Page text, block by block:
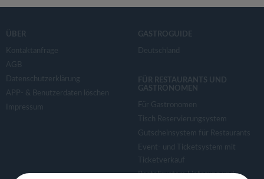
ÜBER
Kontaktanfrage
AGB
Datenschutzerklärung
APP- & Benutzerdaten löschen
Impressum
GASTROGUIDE
Deutschland
FÜR RESTAURANTS UND
GASTRONOMEN
Für Gastronomen
Tisch Reservierungsystem
Gutscheinsystem für Restaurants
Event- und Ticketsystem mit
Ticketverkauf
Bestellsystem Lieferung und